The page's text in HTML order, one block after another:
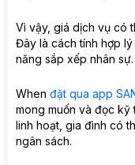
Vì vậy, giá dịch vụ có
Đây là cách tính hợp
năng sắp xếp nhân sự.
When đặt qua app
mong muốn và đọc kỹ
linh hoạt, gia đình có
ngân sách.